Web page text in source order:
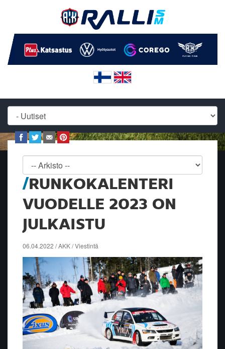
RUNKOKALENTERI
VUODELLE 2023 ON
JULKAISTU
06.04.2022 / AKK / Viestintä